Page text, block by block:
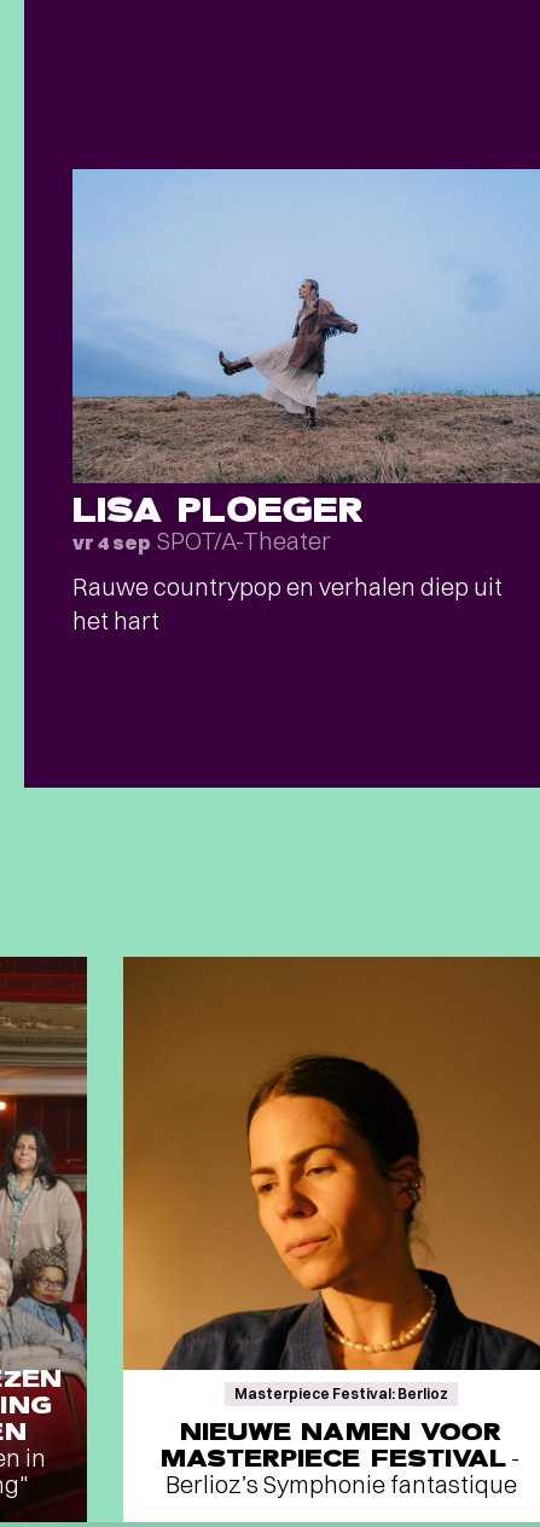
LISA PLOEGER
vr 4 sep SPOT/A-Theater
Rauwe countrypop en verhalen diep uit
het hart
in
Masterpiece Festival: Berlioz
NIEUWE NAMEN VOOR
MASTERPIECE FESTIVAL -
Berlioz’s Symphonie fantastique